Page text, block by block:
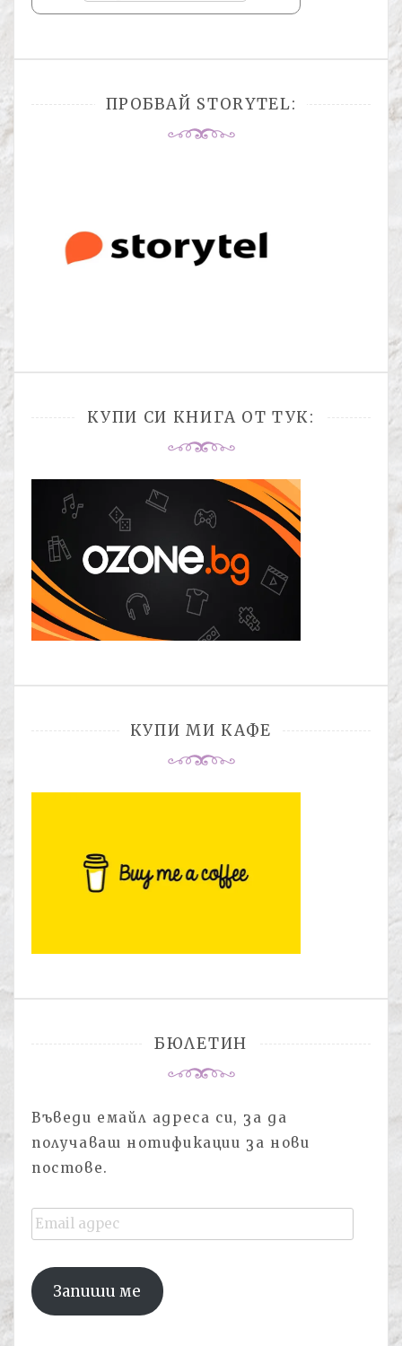
ПРОБВАЙ STORYTEL:
КУПИ СИ КНИГА ОТ ТУК:
КУПИ МИ КАФЕ
БЮЛЕТИН
Въведи емайл адреса си, за да
получаваш нотификации за нови
постове.
Email
адрес
Запиши ме